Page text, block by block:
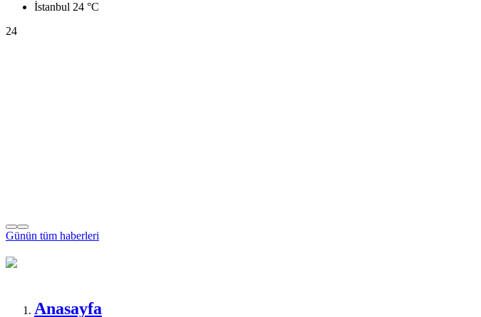
İstanbul 24 °C
24
Günün tüm haberleri
Anasayfa